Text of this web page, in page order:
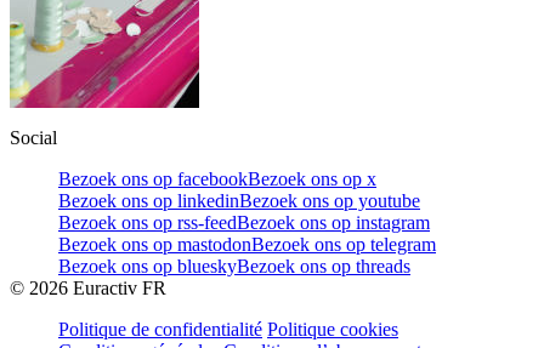
Social
Bezoek ons op facebookBezoek ons op x
Bezoek ons op linkedinBezoek ons op youtube
Bezoek ons op rss-feedBezoek ons op instagram
Bezoek ons op mastodonBezoek ons op telegram
Bezoek ons op blueskyBezoek ons op threads
© 2026 Euractiv FR
Politique de confidentialité Politique cookies